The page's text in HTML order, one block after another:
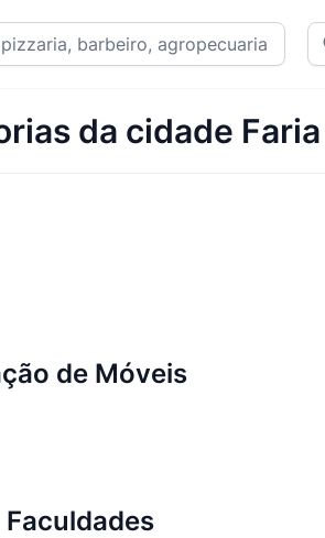
da cidade Faria
de Móveis
Faculdades